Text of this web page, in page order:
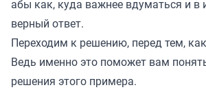
абы как, куда важнее вдуматься и в
верный ответ.
Переходим к решению, перед тем,
Ведь именно это поможет вам
решения этого примера.